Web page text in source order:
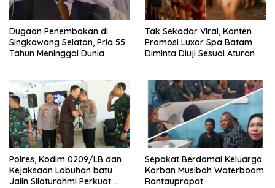
Dugaan Penembakan di
Singkawang Selatan, Pria 55
Tahun Meninggal Dunia
Tak Sekadar Viral, Konten
Promosi Luxor Spa Batam
Diminta Diuji Sesuai Aturan
Polres, Kodim 0209/LB dan
Kejaksaan Labuhan batu
Jalin Silaturahmi Perkuat
Sepakat Berdamai Keluarga
Korban Musibah Waterboom
Rantauprapat